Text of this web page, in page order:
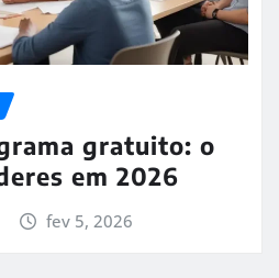
gratuito: o
em 2026
fev 5, 2026